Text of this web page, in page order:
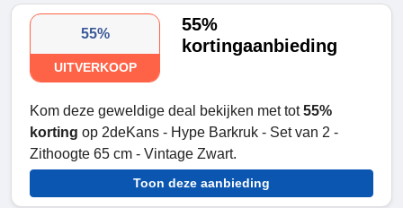
55%
UITVERKOOP
55%
kortingaanbieding
Kom deze geweldige deal bekijken met tot55%
korting op 2deKans - Hype Barkruk - Set van 2 -
Zithoogte 65 cm - Vintage Zwart.
Toon deze aanbieding